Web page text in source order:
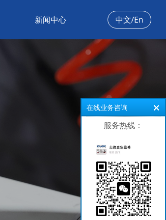
新闻中心 中文/En
在线业务咨询
服务热线：